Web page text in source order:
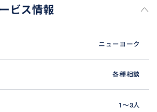
り満喫したい等、貴方の希望に合わ
ビス情報
ニューヨーク
各種相談
1〜3人